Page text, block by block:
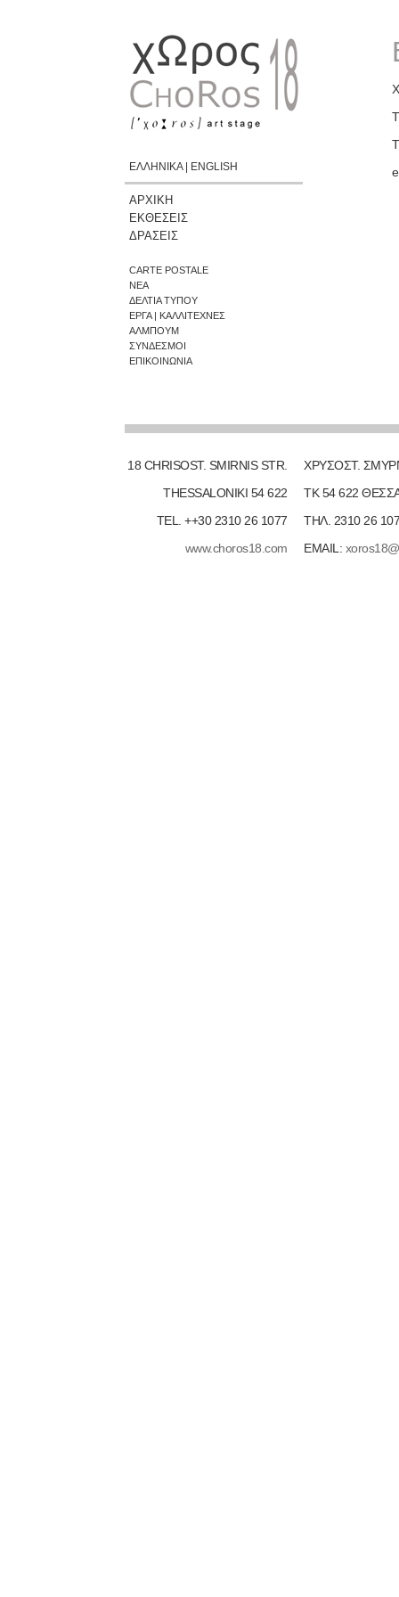
ΕΛΛΗΝΙΚΑ| ENGLISH
ΑΡΧΙΚΗ
ΕΚΘΕΣΕΙΣ
ΔΡΑΣΕΙΣ
CARTE POSTALE
ΝΕΑ
ΔΕΛΤΙΑ ΤΥΠΟΥ
ΕΡΓΑ | ΚΑΛΛΙΤΕΧΝΕΣ
ΑΛΜΠΟΥΜ
ΣΥΝΔΕΣΜΟΙ
ΕΠΙΚΟΙΝΩΝΙΑ
18 CHRISOST. SMIRNIS STR.
THESSALONIKI 54 622
TEL. ++30 2310 26 1077
www.choros18.com
ΧΡΥΣΟΣΤ.
ΤΚ 54 622
ΤΗΛ. 2310 26
EMAIL: